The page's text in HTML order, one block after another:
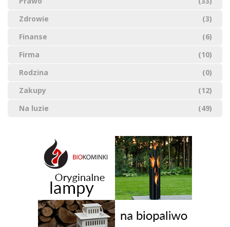
Zdrowie
(3)
Finanse
(6)
Firma
(10)
Rodzina
(0)
Zakupy
(12)
Na luzie
(49)